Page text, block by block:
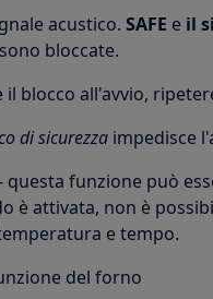
acustico. SAFE e il
bloccate.
il blocco all'avvio,
di sicurezza impedisce
questa funzione può
è attivata, non è
e tempo.
del forno